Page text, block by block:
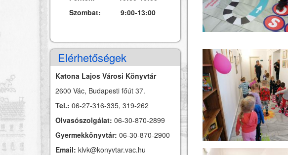
Szombat: 9:00-13:00
Elérhetőségek
Katona Lajos Városi Könyvtár
2600 Vác, Budapesti főút 37.
Tel.: 06-27-316-335, 319-262
Olvasószolgálat: 06-30-870-2899
Gyermekkönyvtár: 06-30-870-2900
Email: klvk@konyvtar.vac.hu